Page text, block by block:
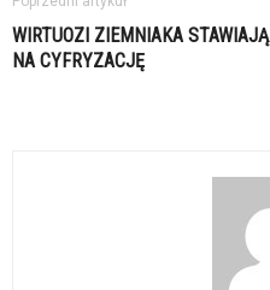
WIRTUOZI ZIEMNIAKA STAWIAJĄ
NA CYFRYZACJĘ